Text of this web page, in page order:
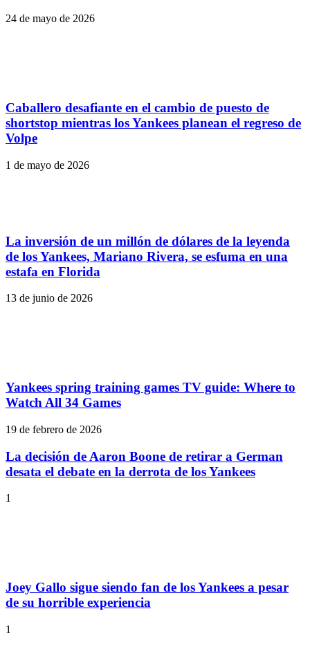
24 de mayo de 2026
Caballero desafiante en el cambio de puesto de
shortstop mientras los Yankees planean el regreso de
Volpe
1 de mayo de 2026
La inversión de un millón de dólares de la leyenda
de los Yankees, Mariano Rivera, se esfuma en una
estafa en Florida
13 de junio de 2026
Yankees spring training games TV guide: Where to
Watch All 34 Games
19 de febrero de 2026
La decisión de Aaron Boone de retirar a German
desata el debate en la derrota de los Yankees
1
Joey Gallo sigue siendo fan de los Yankees a pesar
de su horrible experiencia
1